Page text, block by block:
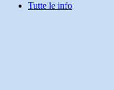
Tutte le info